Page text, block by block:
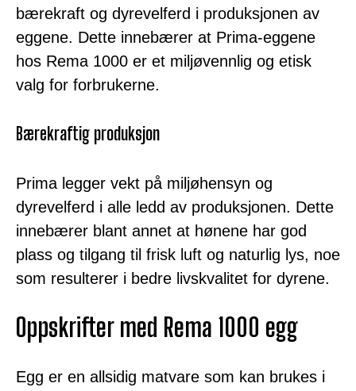
bærekraft og dyrevelferd i produksjonen av
eggene. Dette innebærer at Prima-eggene
hos Rema 1000 er et miljøvennlig og etisk
valg for forbrukerne.
Bærekraftig produksjon
Prima legger vekt på miljøhensyn og
dyrevelferd i alle ledd av produksjonen. Dette
innebærer blant annet at hønene har god
plass og tilgang til frisk luft og naturlig lys, noe
som resulterer i bedre livskvalitet for dyrene.
Oppskrifter med Rema 1000 egg
Egg er en allsidig matvare som kan brukes i